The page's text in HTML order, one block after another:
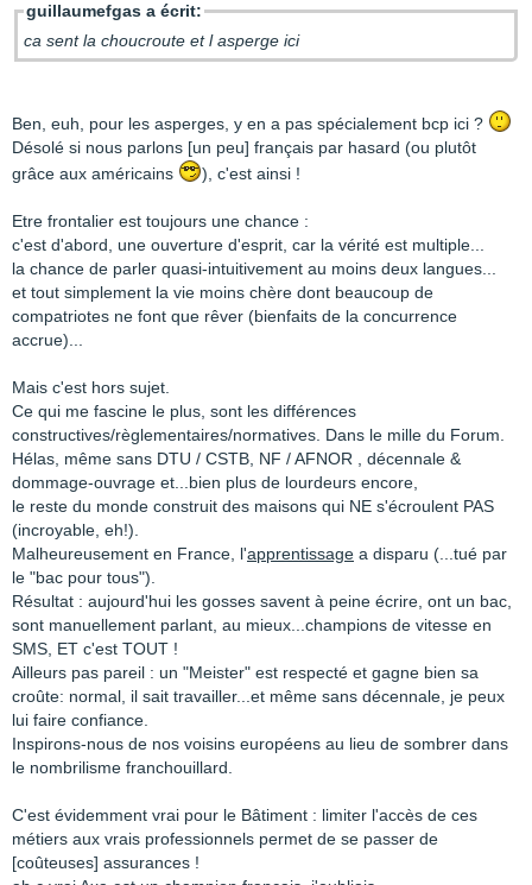
guillaumefgas a écrit:
ca sent la choucroute et l asperge ici
Ben, euh, pour les asperges, y en a pas spécialement bcp ici ?
Désolé si nous parlons [un peu] français par hasard (ou plutôt
grâce aux américains
), c'est ainsi !
Etre frontalier est toujours une chance :
c'est d'abord, une ouverture d'esprit, car la vérité est multiple...
la chance de parler quasi-intuitivement au moins deux langues...
et tout simplement la vie moins chère dont beaucoup de
compatriotes ne font que rêver (bienfaits de la concurrence
accrue)...
Mais c'est hors sujet.
Ce qui me fascine le plus, sont les différences
constructives/règlementaires/normatives. Dans le mille du Forum.
Hélas, même sans DTU / CSTB, NF / AFNOR , décennale &
dommage-ouvrage et...bien plus de lourdeurs encore,
le reste du monde construit des maisons qui NE s'écroulent PAS
(incroyable, eh!).
Malheureusement en France, l'apprentissage a disparu (...tué par
le "bac pour tous").
Résultat : aujourd'hui les gosses savent à peine écrire, ont un bac,
sont manuellement parlant, au mieux...champions de vitesse en
SMS, ET c'est TOUT !
Ailleurs pas pareil : un "Meister" est respecté et gagne bien sa
croûte: normal, il sait travailler...et même sans décennale, je peux
lui faire confiance.
Inspirons-nous de nos voisins européens au lieu de sombrer dans
le nombrilisme franchouillard.
C'est évidemment vrai pour le Bâtiment : limiter l'accès de ces
métiers aux vrais professionnels permet de se passer de
[coûteuses] assurances !